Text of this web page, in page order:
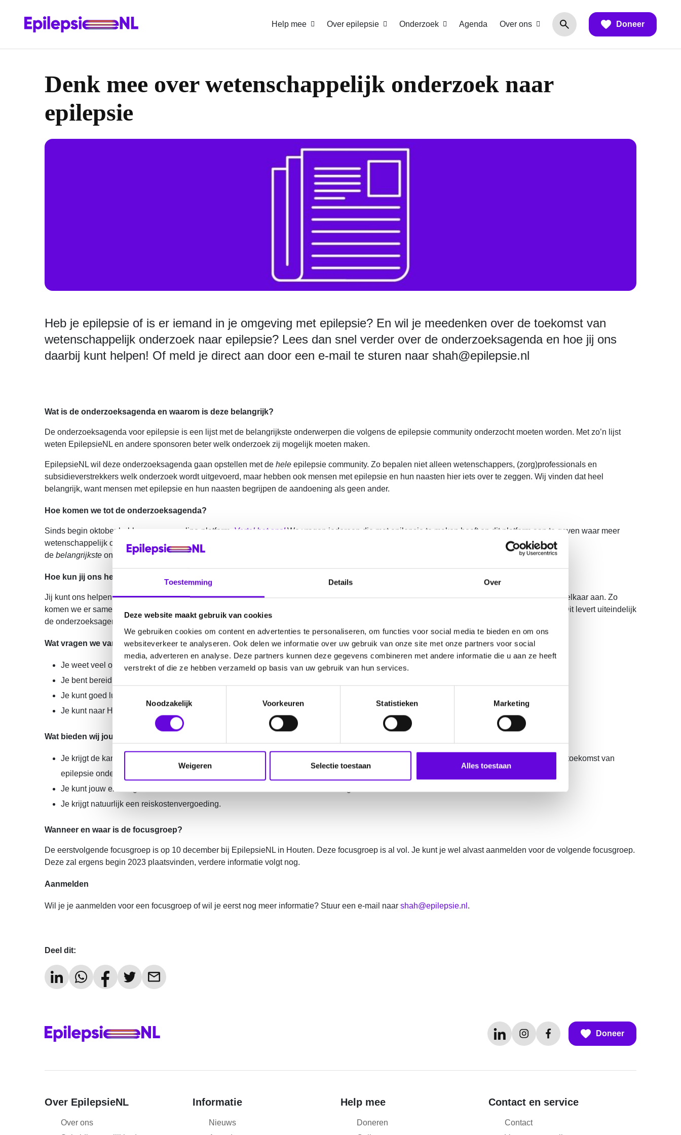
Toestemming Details Over
Deze website maakt gebruik van cookies
We gebruiken cookies om content en advertenties te personaliseren, om functies voor social media te bieden en om ons
websiteverkeer te analyseren. Ook delen we informatie over uw gebruik van onze site met onze partners voor social
media, adverteren en analyse. Deze partners kunnen deze gegevens combineren met andere informatie die u aan ze heeft
verstrekt of die ze hebben verzameld op basis van uw gebruik van hun services.
e
t
m
i
n
s
e
l
i
Noodzakelijk Voorkeuren Statistieken Marketing
Weigeren Selectie toestaan Alles toestaan
Help mee Over epilepsie Onderzoek Agenda Over ons Doneer
Denk mee over wetenschappelijk onderzoek naar
epilepsie
Heb je epilepsie of is er iemand in je omgeving met epilepsie? En wil je meedenken over de toekomst van
wetenschappelijk onderzoek naar epilepsie? Lees dan snel verder over de onderzoeksagenda en hoe jij ons
daarbij kunt helpen! Of meld je direct aan door een e-mail te sturen naar shah@epilepsie.nl
Wat is de onderzoeksagenda en waarom is deze belangrijk?
De onderzoeksagenda voor epilepsie is een lijst met de belangrijkste onderwerpen die volgens de epilepsie community onderzocht moeten worden. Met zo’n lijst
weten EpilepsieNL en andere sponsoren beter welk onderzoek zij mogelijk moeten maken.
EpilepsieNL wil deze onderzoeksagenda gaan opstellen met de hele epilepsie community. Zo bepalen niet alleen wetenschappers, (zorg)professionals en
subsidieverstrekkers welk onderzoek wordt uitgevoerd, maar hebben ook mensen met epilepsie en hun naasten hier iets over te zeggen. Wij vinden dat heel
belangrijk, want mensen met epilepsie en hun naasten begrijpen de aandoening als geen ander.
Hoe komen we tot de onderzoeksagenda?
Sinds begin oktober hebben we een online-platform, Vertel het ons!We vragen iedereen die met epilepsie te maken heeft op dit platform aan te geven waar meer
wetenschappelijk onderzoek naar gedaan moet worden. We hebben al heel wat onderwerpen binnen. De volgende stap is tot een lijst met
de belangrijkste onderwerpen te komen. En daarbij hebben we jouw hulp nodig!
Hoe kun jij ons helpen?
Jij kunt ons helpen door de inzendingen uitVertel het ons!in een focusgroep verder te rangschikken. In zo’n focusgroep gaan we het gesprek met elkaar aan. Zo
komen we er samen achter wat echt belangrijk is om verder wetenschappelijk te onderzoeken en waarom bepaalde onderwerpen belangrijk zijn. Dit levert uiteindelijk
de onderzoeksagenda epilepsie op.
Wat vragen we van je?
Je weet veel over epilepsie.
Je bent bereid en in staat om je gedachten en mening onder woorden te brengen.
Je kunt goed luisteren naar anderen.
Je kunt naar Houten komen voor de focusgroep.
Wat bieden wij jou?
Je krijgt de kans om samen met anderen de onderzoeksagenda samen te stellen. Dit betekent dat je de kans krijgt om mee te denken over de toekomst van
epilepsie onderzoek!
Je kunt jouw ervaringen en adviezen delen met anderen en leren van de ervaringen van anderen.
Je krijgt natuurlijk een reiskostenvergoeding.
Wanneer en waar is de focusgroep?
De eerstvolgende focusgroep is op 10 december bij EpilepsieNL in Houten. Deze focusgroep is al vol. Je kunt je wel alvast aanmelden voor de volgende focusgroep.
Deze zal ergens begin 2023 plaatsvinden, verdere informatie volgt nog.
Aanmelden
Wil je je aanmelden voor een focusgroep of wil je eerst nog meer informatie? Stuur een e-mail naar shah@epilepsie.nl .
Deel dit:
Doneer
Over EpilepsieNL
Over ons
Informatie
Nieuws
Help mee
Doneren
Contact en service
Contact